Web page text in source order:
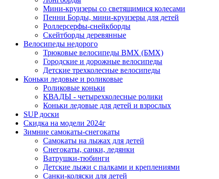
Мини-круизеры со светящимися колесами
Пенни Борды, мини-круизеры для детей
Роллерсерфы-снейкборды
Скейтборды деревянные
Велосипеды недорого
Трюковые велосипеды BMX (БМХ)
Городские и дорожные велосипеды
Детские трехколесные велосипеды
Коньки ледовые и роликовые
Роликовые коньки
КВАДЫ - четырехколесные ролики
Коньки ледовые для детей и взрослых
SUP доски
Скидка на модели 2024г
Зимние самокаты-снегокаты
Самокаты на лыжах для детей
Снегокаты, санки, ледянки
Ватрушки-тюбинги
Детские лыжи с палками и креплениями
Санки-коляски для детей